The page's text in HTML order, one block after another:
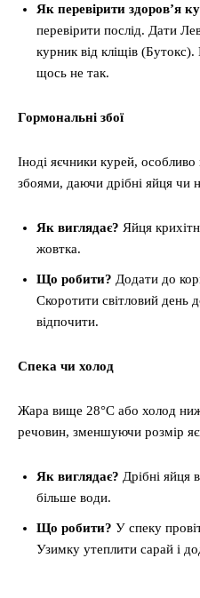
Як перевірити здоров’я
перевірити послід. Дати
курник від кліщів
щось не так.
Гормональні збої
Іноді яєчники курей,
збоями, даючи дрібні яйця чи
Як виглядає? Яйця
жовтка.
Що робити? Додати до
Скоротити світловий день
відпочити.
Спека чи холод
Жара вище 28°C або холод
речовин, зменшуючи розмір
Як виглядає? Дрібні яйця
більше води.
Що робити? У спеку
Узимку утеплити сарай і